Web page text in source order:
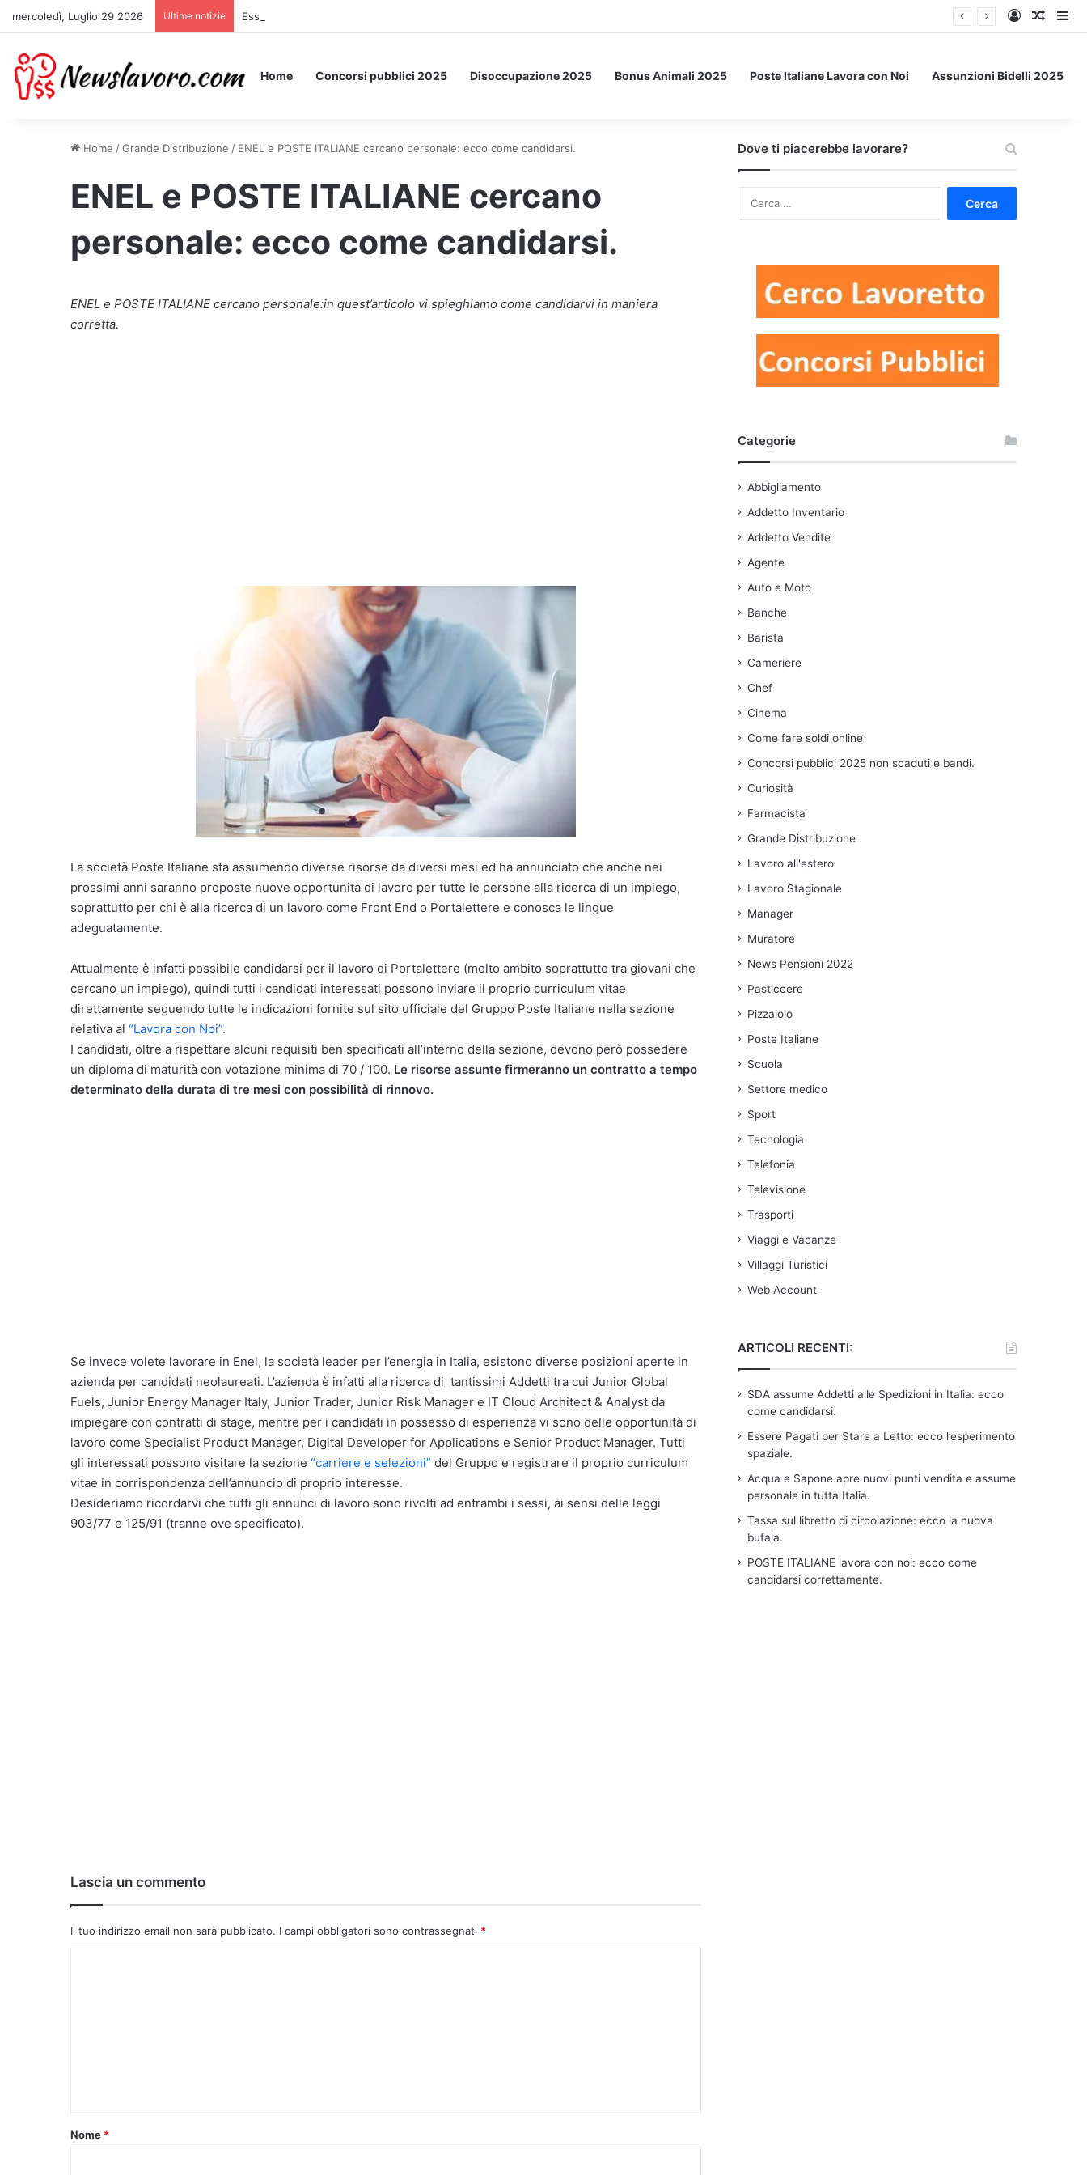
mercoledì, Luglio 29 2026 Ultime notizie Essere Pagati per Stare a Letto: ecco l’esperimento spaziale. Accedi
Un
Home Concorsi pubblici 2025 Disoccupazione 2025 Bonus Animali 2025 Poste Italiane Lavora con Noi Assunzioni Bidelli 2025
Home /Grande Distribuzione / ENEL e POSTE ITALIANE cercano personale: ecco come candidarsi.
ENEL e POSTE ITALIANE cercano
personale: ecco come candidarsi.
ENEL e POSTE ITALIANE cercano personale:in quest’articolo vi spieghiamo come candidarvi in maniera
corretta.
La società Poste Italiane sta assumendo diverse risorse da diversi mesi ed ha annunciato che anche nei
prossimi anni saranno proposte nuove opportunità di lavoro per tutte le persone alla ricerca di un impiego,
soprattutto per chi è alla ricerca di un lavoro come Front End o Portalettere e conosca le lingue
adeguatamente.
Attualmente è infatti possibile candidarsi per il lavoro di Portalettere (molto ambito soprattutto tra giovani che
cercano un impiego), quindi tutti i candidati interessati possono inviare il proprio curriculum vitae
direttamente seguendo tutte le indicazioni fornite sul sito ufficiale del Gruppo Poste Italiane nella sezione
relativa al “Lavora con Noi”.
I candidati, oltre a rispettare alcuni requisiti ben specificati all’interno della sezione, devono però possedere
un diploma di maturità con votazione minima di 70 / 100. Le risorse assunte firmeranno un contratto a tempo
determinato della durata di tre mesi con possibilità di rinnovo.
Se invece volete lavorare in Enel, la società leader per l’energia in Italia, esistono diverse posizioni aperte in
azienda per candidati neolaureati. L’azienda è infatti alla ricerca di tantissimi Addetti tra cui Junior Global
Fuels, Junior Energy Manager Italy, Junior Trader, Junior Risk Manager e IT Cloud Architect & Analyst da
impiegare con contratti di stage, mentre per i candidati in possesso di esperienza vi sono delle opportunità di
lavoro come Specialist Product Manager, Digital Developer for Applications e Senior Product Manager. Tutti
gli interessati possono visitare la sezione “carriere e selezioni” del Gruppo e registrare il proprio curriculum
vitae in corrispondenza dell’annuncio di proprio interesse.
Desideriamo ricordarvi che tutti gli annunci di lavoro sono rivolti ad entrambi i sessi, ai sensi delle leggi
903/77 e 125/91 (tranne ove specificato).
Lascia un commento
Il tuo indirizzo email non sarà pubblicato. I campi obbligatori sono contrassegnati *
o
Nome *
Dove ti piacerebbe lavorare?
Categorie
Abbigliamento
Addetto Inventario
Addetto Vendite
Agente
Auto e Moto
Banche
Barista
Cameriere
Chef
Cinema
Come fare soldi online
Concorsi pubblici 2025 non scaduti e bandi.
Curiosità
Farmacista
Grande Distribuzione
Lavoro all'estero
Lavoro Stagionale
Manager
Muratore
News Pensioni 2022
Pasticcere
Pizzaiolo
Poste Italiane
Scuola
Settore medico
Sport
Tecnologia
Telefonia
Televisione
Trasporti
Viaggi e Vacanze
Villaggi Turistici
Web Account
ARTICOLI RECENTI:
SDA assume Addetti alle Spedizioni in Italia: ecco
come candidarsi.
Essere Pagati per Stare a Letto: ecco l’esperimento
spaziale.
Acqua e Sapone apre nuovi punti vendita e assume
personale in tutta Italia.
Tassa sul libretto di circolazione: ecco la nuova
bufala.
POSTE ITALIANE lavora con noi: ecco come
candidarsi correttamente.